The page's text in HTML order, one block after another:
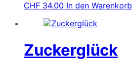
CHF 34.00 In den Warenkorb
Zuckerglück